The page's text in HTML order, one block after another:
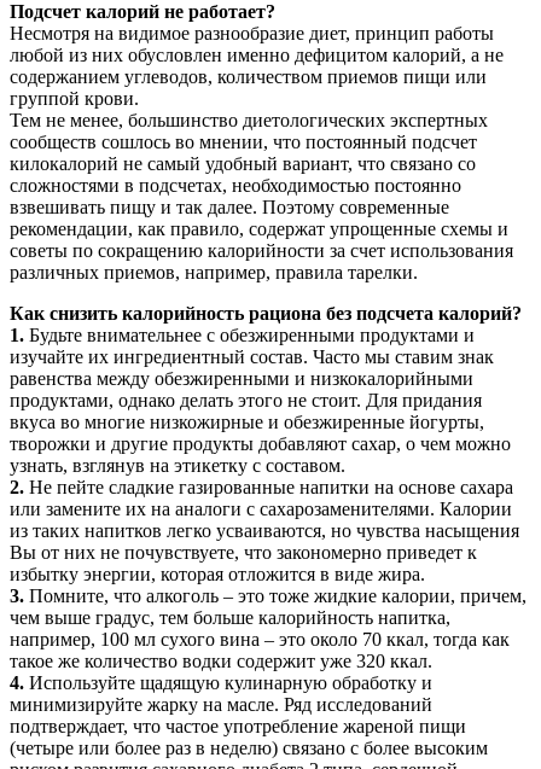
Подсчет калорий не работает?
Несмотря на видимое разнообразие диет, принцип работы
любой из них обусловлен именно дефицитом калорий, а не
содержанием углеводов, количеством приемов пищи или
группой крови.
Тем не менее, большинство диетологических экспертных
сообществ сошлось во мнении, что постоянный подсчет
килокалорий не самый удобный вариант, что связано со
сложностями в подсчетах, необходимостью постоянно
взвешивать пищу и так далее. Поэтому современные
рекомендации, как правило, содержат упрощенные схемы и
советы по сокращению калорийности за счет использования
различных приемов, например, правила тарелки.
Как снизить калорийность рациона без подсчета калорий?
1. Будьте внимательнее с обезжиренными продуктами и
изучайте их ингредиентный состав. Часто мы ставим знак
равенства между обезжиренными и низкокалорийными
продуктами, однако делать этого не стоит. Для придания
вкуса во многие низкожирные и обезжиренные йогурты,
творожки и другие продукты добавляют сахар, о чем можно
узнать, взглянув на этикетку с составом.
2. Не пейте сладкие газированные напитки на основе сахара
или замените их на аналоги с сахарозаменителями. Калории
из таких напитков легко усваиваются, но чувства насыщения
Вы от них не почувствуете, что закономерно приведет к
избытку энергии, которая отложится в виде жира.
3. Помните, что алкоголь – это тоже жидкие калории, причем,
чем выше градус, тем больше калорийность напитка,
например, 100 мл сухого вина – это около 70 ккал, тогда как
такое же количество водки содержит уже 320 ккал.
4. Используйте щадящую кулинарную обработку и
минимизируйте жарку на масле. Ряд исследований
подтверждает, что частое употребление жареной пищи
(четыре или более раз в неделю) связано с более высоким